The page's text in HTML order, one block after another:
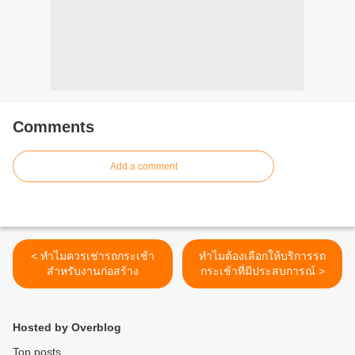
Comments
Add a comment
< ทำไมควรเช่ารถกระเช้า
สำหรับงานก่อสร้าง
ทำไมต้องเลือกให้บริการรถ
กระเช้าที่มีประสบการณ์ >
Hosted by Overblog
Top posts